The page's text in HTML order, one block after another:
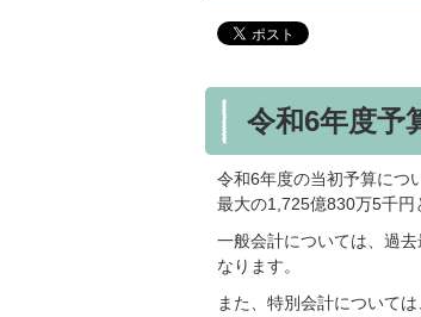
令和6年度予
令和6年度の当初予算につ
最大の1,725億830万5千円
一般会計については、過
なります。
また、特別会計について